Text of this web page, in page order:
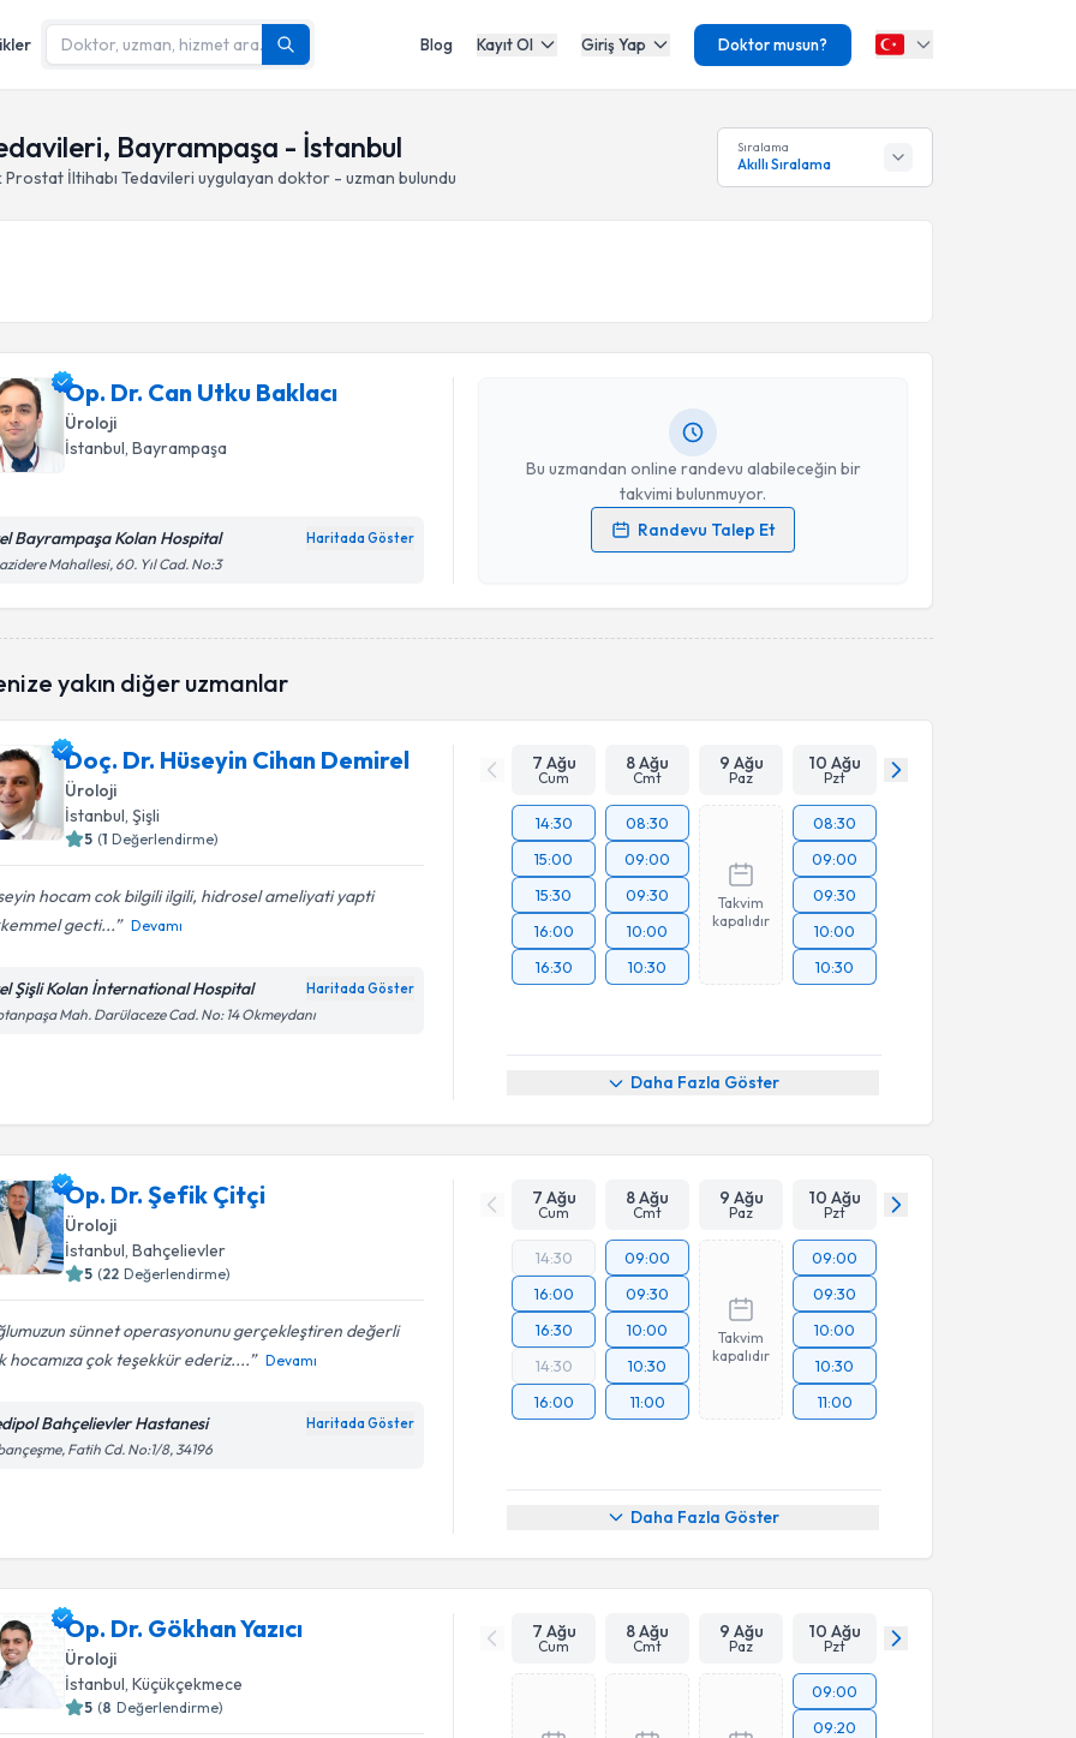
Blog Kayıt Ol Giriş Yap Doktor musun?
Bayrampaşa - İstanbul
İltihabı Tedavileri uygulayan doktor - uzman bulundu
Sıralama
Akıllı Sıralama
Op. Dr. Can Utku Baklacı
Üroloji
İstanbul, Bayrampaşa
Bayrampaşa Kolan Hospital Haritada Göster
Mahallesi, 60. Yıl Cad. No:3
Bu uzmandan online randevu alabileceğin bir
takvimi bulunmuyor.
Randevu Talep Et
Kişisel verilerimin işlenmesine ilişkinAydınlatma Metni
işlenmesini kabul ediyorum.
yakın diğer uzmanlar
Doç. Dr. Hüseyin Cihan Demirel
Üroloji
İstanbul, Şişli
5 (1 Değerlendirme)
hocam cok bilgili ilgili, hidrosel ameliyati yapti
gecti...
Devamı
Şişli Kolan İnternational Hospital Haritada Göster
Mah. Darülaceze Cad. No: 14 Okmeydanı
7 Ağu
Cum
8 Ağu
Cmt
9 Ağu
Paz
10 Ağu
Pzt
14:30
15:00
15:30
16:00
16:30
08:30
09:00
09:30
10:00
10:30
Takvim
kapalıdır
08:30
09:00
09:30
10:00
10:30
Daha Fazla Göster
Op. Dr. Şefik Çitçi
Üroloji
İstanbul , Bahçelievler
5 (22 Değerlendirme)
sünnet operasyonunu gerçekleştiren değerli
hocamıza çok teşekkür ederiz....
Devamı
Bahçelievler Hastanesi Haritada Göster
Fatih Cd. No:1/8, 34196
7 Ağu
Cum
8 Ağu
Cmt
9 Ağu
Paz
10 Ağu
Pzt
14:30
16:00
16:30
14:30
16:00
09:00
09:30
10:00
10:30
11:00
Takvim
kapalıdır
09:00
09:30
10:00
10:30
11:00
Daha Fazla Göster
Op. Dr. Gökhan Yazıcı
Üroloji
İstanbul, Küçükçekmece
5 (8 Değerlendirme)
7 Ağu
Cum
8 Ağu
Cmt
9 Ağu
Paz
10 Ağu
Pzt
09:00
09:20